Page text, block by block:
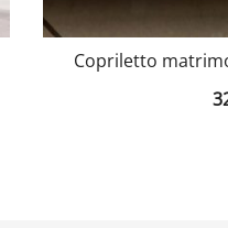
Copriletto